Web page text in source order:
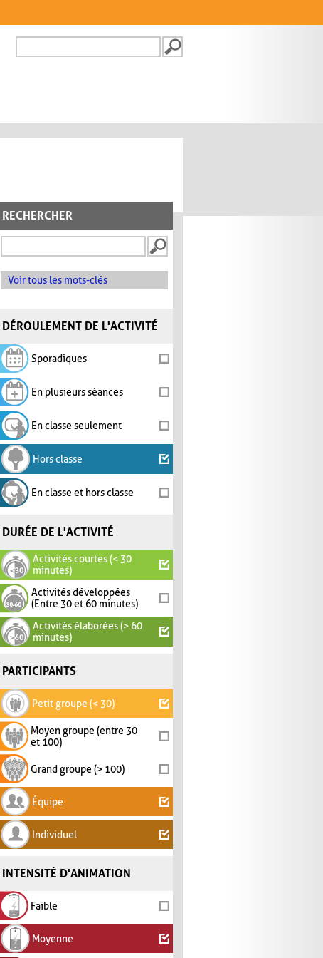
FORMULAIRE DE
RECHERCHER
Voir tous les mots-clés
DÉROULEMENT DE L'ACTIVITÉ
Sporadiques
En plusieurs séances
En classe seulement
Hors classe
En classe et hors classe
DURÉE DE L'ACTIVITÉ
Activités courtes (< 30
minutes)
Activités développées
(Entre 30 et 60 minutes)
Activités élaborées (> 60
minutes)
PARTICIPANTS
Petit groupe (< 30)
Moyen groupe (entre 30
et 100)
Grand groupe (> 100)
Équipe
Individuel
INTENSITÉ D'ANIMATION
Faible
Moyenne